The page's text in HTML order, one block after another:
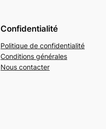
Confidentialité
Politique de confidentialité
Conditions générales
Nous contacter